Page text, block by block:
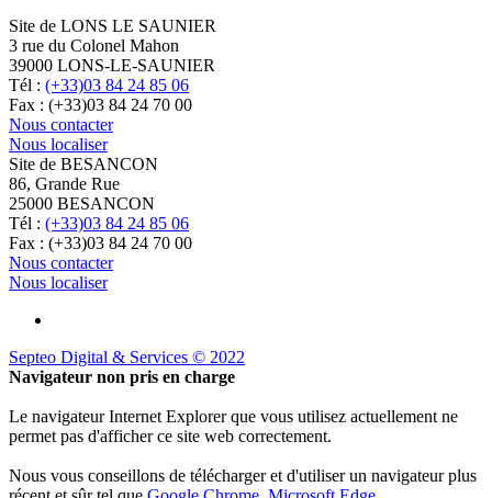
Site de LONS LE SAUNIER
3 rue du Colonel Mahon
39000 LONS-LE-SAUNIER
Tél : (+33)03 84 24 85 06
Fax : (+33)03 84 24 70 00
Nous contacter
Nous localiser
Site de BESANCON
86, Grande Rue
25000 BESANCON
Tél : (+33)03 84 24 85 06
Fax : (+33)03 84 24 70 00
Nous contacter
Nous localiser
Septeo Digital & Services © 2022
Navigateur non pris en charge
Le navigateur Internet Explorer que vous utilisez actuellement ne
permet pas d'afficher ce site web correctement.
Nous vous conseillons de télécharger et d'utiliser un navigateur plus